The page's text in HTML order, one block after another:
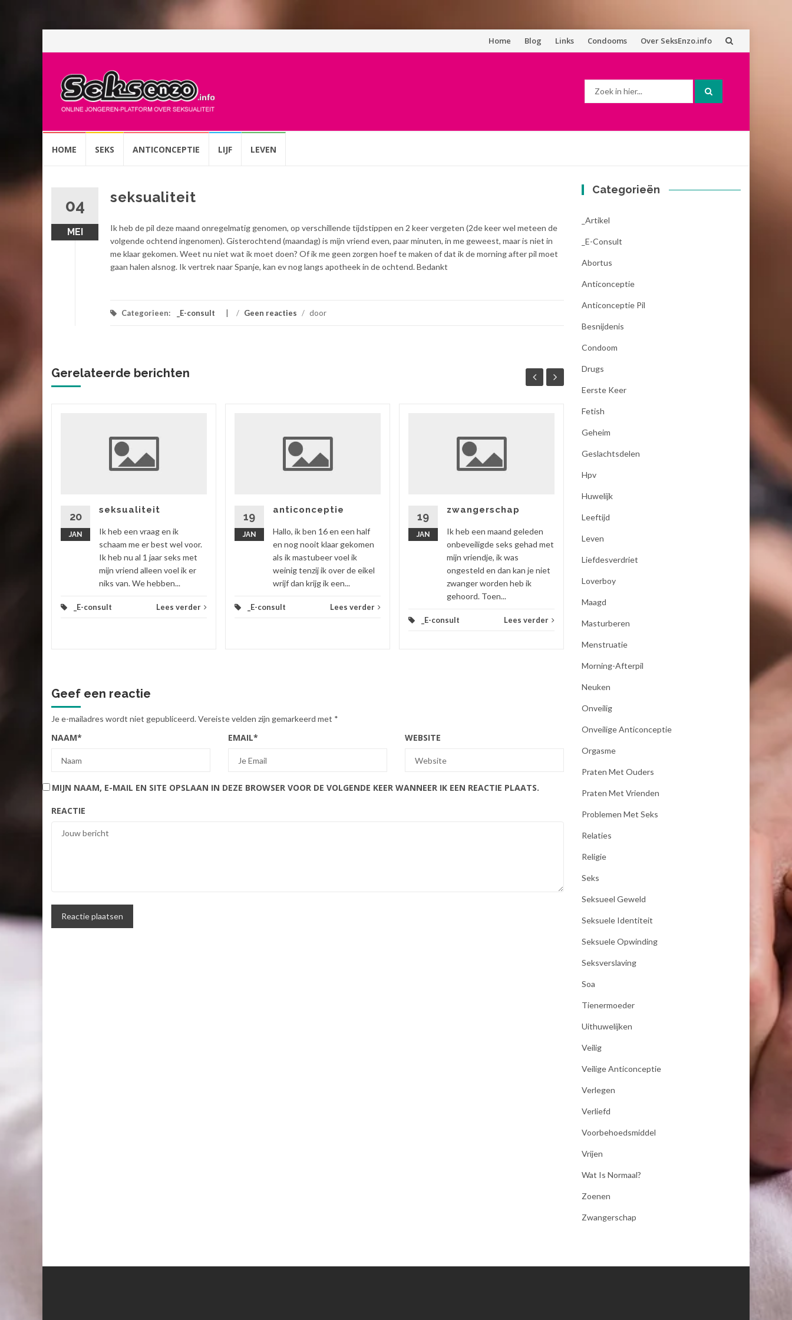
Spring
Home Blog Links Condooms Over SeksEnzo.info
naarHOME SEKS ANTICONCEPTIE LIJF LEVEN
04
MEI
seksualiteit
Ik heb de pil deze maand onregelmatig genomen, op verschillende tijdstippen en 2 keer vergeten (2de keer wel meteen de
volgende ochtend ingenomen). Gisterochtend (maandag) is mijn vriend even, paar minuten, in me geweest, maar is niet in
me klaar gekomen. Weet nu niet wat ik moet doen? Of ik me geen zorgen hoef te maken of dat ik de morning after pil moet
gaan halen alsnog. Ik vertrek naar Spanje, kan ev nog langs apotheek in de ochtend. Bedankt
Categorieen: _E-consult / Geen reacties / door
Gerelateerde berichten
20
JAN
seksualiteit
Ik heb een vraag en ik
schaam me er best wel voor.
Ik heb nu al 1 jaar seks met
mijn vriend alleen voel ik er
niks van. We hebben...
_E-consult Lees verder
19
JAN
anticonceptie
Hallo, ik ben 16 en een half
en nog nooit klaar gekomen
als ik mastubeer voel ik
weinig tenzij ik over de eikel
wrijf dan krijg ik een...
_E-consult Lees verder
19
JAN
zwangerschap
Ik heb een maand geleden
onbeveiligde seks gehad met
mijn vriendje, ik was
ongesteld en dan kan je niet
zwanger worden heb ik
gehoord. Toen...
_E-consult Lees verder
19
JAN
Als mijn vrouw mij bevredigd
_E-consult _E-
Geef een reactie
Je e-mailadres wordt niet gepubliceerd.Vereiste velden zijn gemarkeerd met *
NAAM* EMAIL* WEBSITE
MIJN NAAM, E-MAIL EN SITE OPSLAAN IN DEZE BROWSER VOOR DE VOLGENDE KEER WANNEER IK EEN REACTIE PLAATS.
REACTIE
Categorieën
_Artikel
_E-Consult
Abortus
Anticonceptie
Anticonceptie Pil
Besnijdenis
Condoom
Drugs
Eerste Keer
Fetish
Geheim
Geslachtsdelen
Hpv
Huwelijk
Leeftijd
Leven
Liefdesverdriet
Loverboy
Maagd
Masturberen
Menstruatie
Morning-Afterpil
Neuken
Onveilig
Onveilige Anticonceptie
Orgasme
Praten Met Ouders
Praten Met Vrienden
Problemen Met Seks
Relaties
Religie
Seks
Seksueel Geweld
Seksuele Identiteit
Seksuele Opwinding
Seksverslaving
Soa
Tienermoeder
Uithuwelijken
Veilig
Veilige Anticonceptie
Verlegen
Verliefd
Voorbehoedsmiddel
Vrijen
Wat Is Normaal?
Zoenen
Zwangerschap